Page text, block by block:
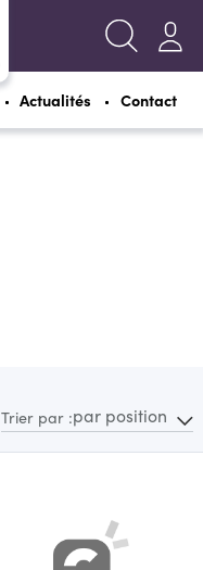
Actualités Contact
Trier par :par position